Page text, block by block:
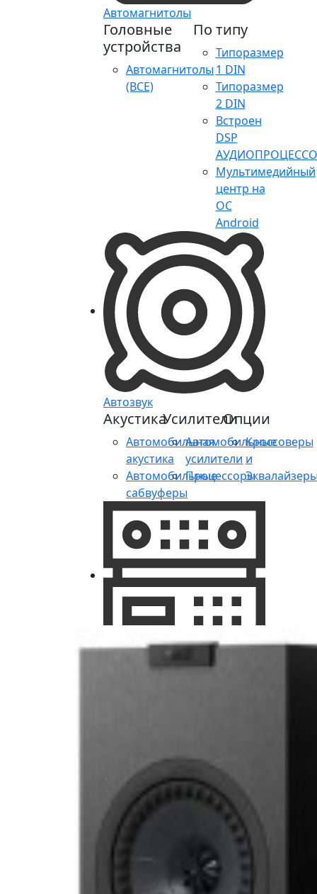
Автомагнитолы
Головные
устройства
Автомагнитолы
(ВСЕ)
По типу
Типоразмер
1 DIN
Типоразмер
2 DIN
Встроен
DSP
Мультимедийный
центр на
ОС
Android
Автозвук
Акустика
Автомобильная
акустика
Автомобильные
сабвуферы
Усилители
Автомобильные
усилители
Процессоры
Опции
Кроссоверы
и
Hi-Fi и High-End
CD
проигрыватели
Интегральные
усилители
мощности